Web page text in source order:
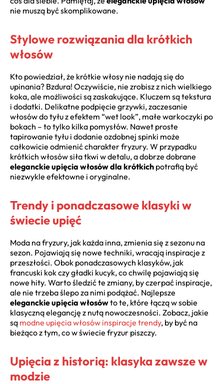
nie muszą być skomplikowane.
Stylowe rozwiązania dla krótkich
włosów
Kto powiedział, że krótkie włosy nie nadają się do
upinania? Bzdura! Oczywiście, nie zrobisz z nich wielkiego
koka, ale możliwości są zaskakujące. Kluczem są tekstura
i dodatki. Delikatne podpięcie grzywki, zaczesanie
włosów do tyłu z efektem “wet look”, małe warkoczyki po
bokach – to tylko kilka pomysłów. Nawet proste
tapirowanie tyłu i dodanie ozdobnej spinki może
całkowicie odmienić charakter fryzury. W przypadku
krótkich włosów siła tkwi w detalu, a dobrze dobrane
eleganckie upięcia włosów dla krótkich potrafią być
niezwykle efektowne i oryginalne.
Trendy i ponadczasowe klasyki w
świecie upięć
Moda na fryzury, jak każda inna, zmienia się z sezonu na
sezon. Pojawiają się nowe techniki, wracają inspiracje z
przeszłości. Obok ponadczasowych klasyków, jak
francuski kok czy gładki kucyk, co chwilę pojawiają się
nowe hity. Warto śledzić te zmiany, by czerpać inspiracje,
ale nie trzeba ślepo za nimi podążać. Najlepsze
eleganckie upięcia włosówto te, które łączą w sobie
klasyczną elegancję z nutą nowoczesności. Zobacz, jakie
są modne upięcia włosów inspiracje trendy, by być na
bieżąco z tym, co w świecie fryzur piszczy.
Upięcia z historią: klasyka zawsze w
modzie